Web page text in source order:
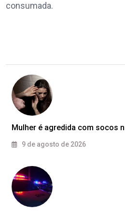
consumada.
Mulher é agredida com socos
9 de agosto de 2026